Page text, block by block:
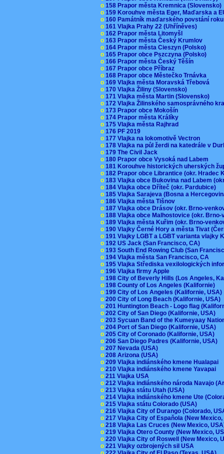
o 158 Prapor města Kremnica (Slovensko)
o 159 Korouhve města Eger, Maďarska a
o 160 Památník maďarského povstání
o 161 Vlajka Prahy 22 (Uhříněves)
o 162 Prapor města Litomyšl
o 163 Prapor města Český Krumlov
o 164 Prapor města Cieszyn (Polsko)
o 165 Prapor obce Pszczyna (Polsko)
o 166 Prapor města Český Těšín
o 167 Prapor obce Příbraz
o 168 Prapor obce Městečko Trnávka
o 169 Vlajka města Moravská Třebová
o 170 Vlajka Žiliny (Slovensko)
o 171 Vlajka města Martin (Slovensko)
o 172 Vlajka Žilinského samosprávného
o 173 Prapor obce Mokošín
o 174 Prapor města Králíky
o 175 Vlajka města Rajhrad
o 176 PF 2019
o 177 Vlajka na lokomotivě Vectron
o 178 Vlajka na půl žerdi na katedrále v
o 179 The Civil Jack
o 180 Prapor obce Vysoká nad Labem
o 181 Korouhve historických uherských
o 182 Prapor obce Librantice (okr. Hradec
o 183 Vlajka obce Bukovina nad Labem
o 184 Vlajka obce Dříteč (okr. Pardubice)
o 185 Vlajka Sarajeva (Bosna a
o 186 Vlajka města Tišnov
o 187 Vlajka obce Drásov (okr. Brno-
o 188 Vlajka obce Malhostovice (okr.
o 189 Vlajka města Kuřim (okr. Brno-
o 190 Vlajky Černé Hory a města Tivat
o 191 Vlajky LGBT a LGBT varianta vlajky
o 192 US Jack (San Francisco, CA)
o 193 South End Rowing Club (San
o 194 Vlajka města San Francisco, CA
o 195 Vlajka Střediska vexilologických
o 196 Vlajka firmy Apple
o 198 City of Beverly Hills (Los Angeles,
o 198 County of Los Angeles (Kalifornie)
o 199 City of Los Angeles (Kalifornie,
o 200 City of Long Beach (Kalifornie, USA)
o 201 Huntington Beach - Logo flag
o 202 City of San Diego (Kalifornie, USA)
o 203 Sycuan Band of the Kumeyaay
o 204 Port of San Diego (Kalifornie, USA)
o 205 City of Coronado (Kalifornie, USA)
o 206 San Diego Padres (Kalifornie, USA)
o 207 Nevada (USA)
o 208 Arizona (USA)
o 209 Vlajka indiánského kmene Hualapai
o 210 Vlajka indiánského kmene Yavapai
o 211 Vlajka USA
o 212 Vlajka indiánského národa Navajo
o 213 Vlajka státu Utah (USA)
o 214 Vlajka indiánského kmene Ute
o 215 Vlajka státu Colorado (USA)
o 216 Vlajka City of Durango (Colorado,
o 217 Vlajka City of Espaňola (New
o 218 Vlajka Las Cruces (New Mexico,
o 219 Vlajka Otero County (New Mexico,
o 220 Vlajka City of Roswell (New Mexico,
o 221 Vlajky ozbrojených sil USA